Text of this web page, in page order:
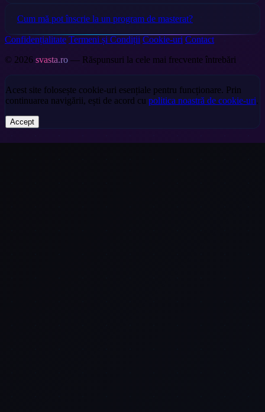
Cum mă pot înscrie la un program de masterat?
Confidențialitate Termeni și Condiții Cookie-uri Contact
© 2026 svasta.ro — Răspunsuri la cele mai frecvente întrebări
Acest site folosește cookie-uri esențiale pentru funcționare. Prin
continuarea navigării, ești de acord cu politica noastră de cookie-uri.
Accept